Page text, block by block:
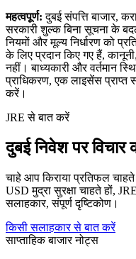
महत्वपूर्ण: दुबई संपत्ति बाजार,
सरकारी शुल्क बिना सूचना के
नियमों और मूल्य निर्धारण को
के लिए प्रदान किए गए हैं,
नहीं। बाध्यकारी और वर्तमान
प्राधिकरण, एक लाइसेंस प्राप्त
करें।
JRE से बात करें
दुबई निवेश पर विचार
चाहे आप किराया प्रतिफल चाहते
USD मुद्रा सुरक्षा चाहते हों,
सलाहकार, संपूर्ण दृष्टिकोण।
किसी सलाहकार से बात करें
साप्ताहिक बाजार नोट्स